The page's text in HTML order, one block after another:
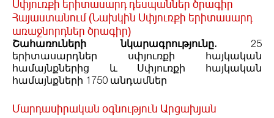
Սփյուռքի երիտասարդ դեսպաններ ծրագիր
Հայաստանում (Նախկին Սփյուռքի երիտասարդ
առաջնորդներ ծրագիր)
Շահառուների նկարագրությունը․
25
երիտասարդներ սփյուռքի հայկական
համայնքներից և Սփյուռքի հայկական
համայնքների 1750 անդամներ
Մարդասիրական օգնություն Արցախյան